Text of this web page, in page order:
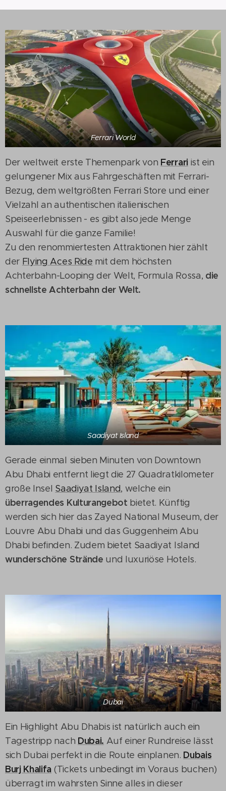
Ferrari World
Der weltweit erste Themenpark von Ferrari ist ein
gelungener Mix aus Fahrgeschäften mit Ferrari-
Bezug, dem weltgrößten Ferrari Store und einer
Vielzahl an authentischen italienischen
Speiseerlebnissen - es gibt also jede Menge
Auswahl für die ganze Familie!
Zu den renommiertesten Attraktionen hier zählt
der Flying Aces Ride mit dem höchsten
Achterbahn-Looping der Welt, Formula Rossa, die
schnellste Achterbahn der Welt.
Saadiyat Island
Gerade einmal sieben Minuten von Downtown
Abu Dhabi entfernt liegt die 27 Quadratkilometer
große Insel Saadiyat Island, welche ein
überragendes Kulturangebot bietet. Künftig
werden sich hier das Zayed National Museum, der
Louvre Abu Dhabi und das Guggenheim Abu
Dhabi befinden. Zudem bietet Saadiyat Island
wunderschöne Strände und luxuriöse Hotels.
Dubai
Ein Highlight Abu Dhabis ist natürlich auch ein
Tagestripp nach Dubai. Auf einer Rundreise lässt
sich Dubai perfekt in die Route einplanen. Dubais
Burj Khalifa (Tickets unbedingt im Voraus buchen)
überragt im wahrsten Sinne alles in dieser